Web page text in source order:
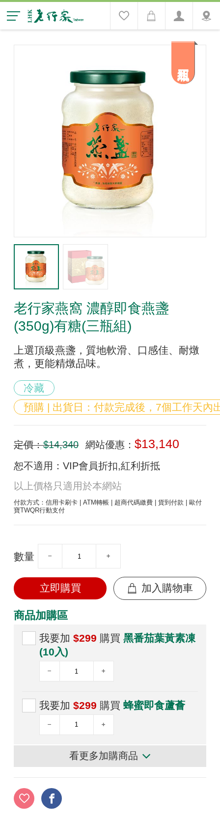
老行家燕窩 濃醇即食燕盞
(350g)有糖(三瓶組)
上選頂級燕盞，質地軟滑、口感佳、耐燉
煮，更能精燉品味。
冷藏
預購 | 出貨日：付款完成後，7個工作天內
定價：$14,340 網站優惠： $13,140
恕不適用：VIP會員折扣,紅利折抵
以上價格只適用於本網站
付款方式：信用卡刷卡 | ATM轉帳 | 超商代碼繳費 | 貨到付款 | 歐付
寶TWQR行動支付
數量
立即購買 加入購物車
商品加購區
我要加 $299 購買 黑番茄葉黃素凍
(10入)
我要加 $299 購買 蜂蜜即食蘆薈
看更多加購商品